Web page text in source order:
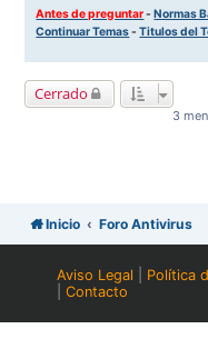
Antes de preguntar-Normas
Continuar Temas-Titulos del
Cerrado
3
Inicio Foro Antivirus
Aviso Legal Política
|Contacto